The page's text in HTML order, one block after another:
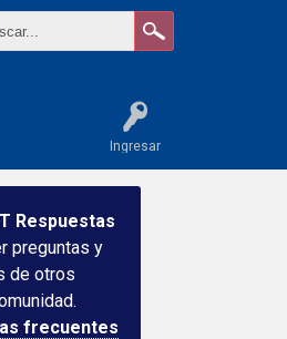
Ingresar
Respuestas
preguntas y
de otros
frecuentes